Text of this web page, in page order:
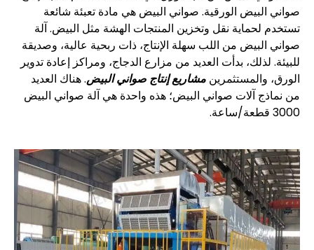
صواني البيض الورقية. صواني البيض هي مادة تعبئة شائعة
تستخدم لحماية نقل وتخزين المنتجات الهشة مثل البيض. آلة
صواني البيض من اللب سهلة الإنتاج، ذات ربحية عالية، وصديقة
للبيئة. لذلك، بدأت العديد من مزارع الدجاج، ومراكز إعادة تدوير
الورق، والمستثمرين مشاريع إنتاج صواني البيض. هناك العديد
من نماذج آلات صواني البيض؛ هذه واحدة هي آلة صواني البيض
3000 قطعة/ساعة.